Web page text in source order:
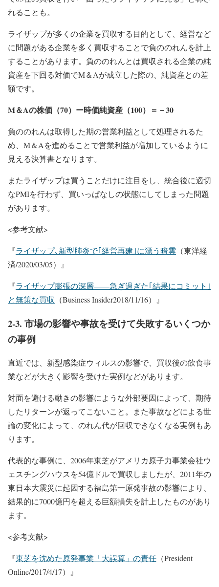
れることも。
ライザップが多くの企業を買収する目的として、経営など
に問題がある企業を多く買収することで負ののれんを計上
することがあります。負ののれんとは買収される企業の純
資産を下回る対価でM＆Aが成立した際の、純資産との差
額です。
M＆Aの株価（70）ー時価純資産（100）＝－30
負ののれんは取得した期の営業利益として処理されるた
め、M＆Aを進めることで営業利益が増加しているように
見える決算書となります。
またライザップは買うことだけに注目をし、統合後に適切
なPMIを行わず、買いっぱなしの状態にしてしまった問題
があります。
<参考文献>
『ライザップ､新型肺炎で｢経営再建｣に漂う暗雲 （東洋経
済/2020/03/05）』
『ライザップ膨張の深層——急ぎ過ぎた｢結果にコミット｣
と無策な買収 （Business Insider2018/11/16）』
2-3. 市場の影響や事故を受けて失敗するいくつか
の事例
直近では、新型感染症ウィルスの影響で、買収後の飲食事
業などが大きく影響を受けた実例などがあります。
対面を避ける動きの影響にような外部要因によって、期待
したリターンが返ってこないこと。また事故などによる世
論の変化によって、のれん代が回収できなくなる実例もあ
ります。
代表的な事例に、2006年東芝がアメリカ原子力事業会社ウ
ェスチングハウスを54億ドルで買収しましたが、2011年の
東日本大震災に起因する福島第一原発事故の影響により、
結果的に7000億円を超える巨額損失を計上したものがあり
ます。
<参考文献>
『東芝を沈めた原発事業「大誤算」の責任 （President
Online/2017/4/17）』